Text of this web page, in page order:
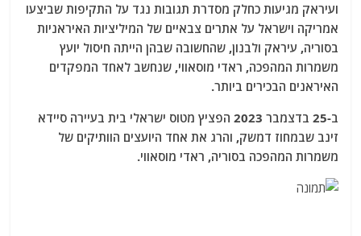
ועיראק מגיעות כחלק מסדרת תגובות נגד על התקיפות שביצעו
אמריקה וישראל על אתרים צבאיים של המיליציות האיראניות
בסוריה, עיראק ולבנון, שהחשובה שבהן הייתה חיסול יועץ
משמרות המהפכה, ראדי מוסאווי, שנחשב לאחד המפקדים
האיראנים הבכירים ביותר.
ב-25 בדצמבר 2023 הפציץ מטוס ישראלי בית בעיירה סיידא
זינב שבמחוז דמשק, והרג את אחד היועצים הוותיקים של
משמרות המהפכה בסוריה, ראדי מוסאווי.